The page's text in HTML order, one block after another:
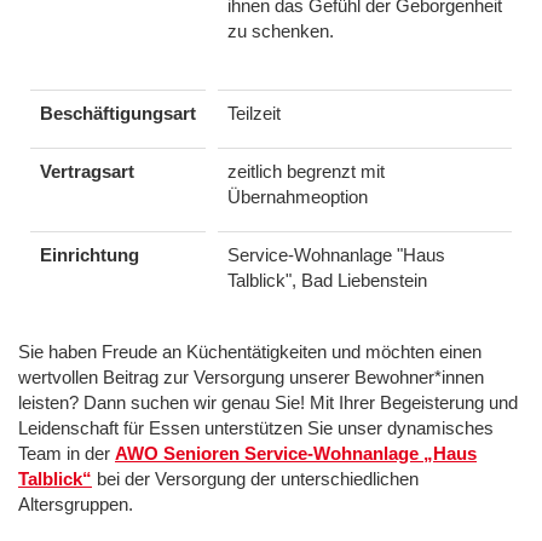
ihnen das Gefühl der Geborgenheit
zu schenken.
Beschäftigungsart Teilzeit
Vertragsart
zeitlich begrenzt mit
Übernahmeoption
Einrichtung
Service-Wohnanlage "Haus
Talblick", Bad Liebenstein
Sie haben Freude an Küchentätigkeiten und möchten einen
wertvollen Beitrag zur Versorgung unserer Bewohner*innen
leisten? Dann suchen wir genau Sie! Mit Ihrer Begeisterung und
Leidenschaft für Essen unterstützen Sie unser dynamisches
Team in der AWO Senioren Service-Wohnanlage „Haus
Talblick“ bei der Versorgung der unterschiedlichen
Altersgruppen.